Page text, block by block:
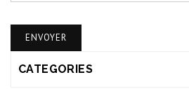
CATEGORIES